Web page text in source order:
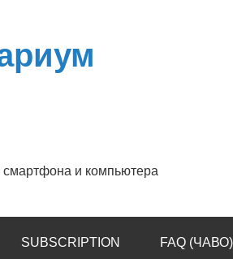
и компьютера
SUBSCRIPTION FAQ (ЧАВО)